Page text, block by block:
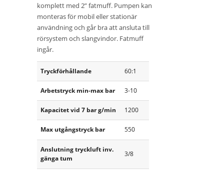
komplett med 2” fatmuff. Pumpen kan
monteras för mobil eller stationär
användning och går bra att ansluta till
rörsystem och slangvindor. Fatmuff
ingår.
Tryckförhållande 60:1
Arbetstryck min-max bar 3-10
Kapacitet vid 7 bar g/min 1200
Max utgångstryck bar 550
Anslutning tryckluft inv.
gänga tum
3/8